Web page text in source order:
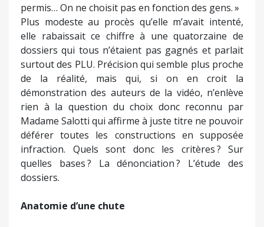
permis… On ne choisit pas en fonction des gens. »
Plus modeste au procès qu’elle m’avait intenté,
elle rabaissait ce chiffre à une quatorzaine de
dossiers qui tous n’étaient pas gagnés et parlait
surtout des PLU. Précision qui semble plus proche
de la réalité, mais qui, si on en croit la
démonstration des auteurs de la vidéo, n’enlève
rien à la question du choix donc reconnu par
Madame Salotti qui affirme à juste titre ne pouvoir
déférer toutes les constructions en supposée
infraction. Quels sont donc les critères ? Sur
quelles bases ? La dénonciation ? L’étude des
dossiers.
Anatomie d’une chute